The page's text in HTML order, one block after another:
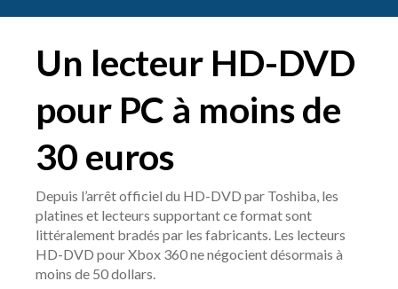
Un lecteur HD-DVD
pour PC à moins de
30 euros
Depuis l’arrêt officiel du HD-DVD par Toshiba, les
platines et lecteurs supportant ce format sont
littéralement bradés par les fabricants. Les lecteurs
HD-DVD pour Xbox 360 ne négocient désormais à
moins de 50 dollars.